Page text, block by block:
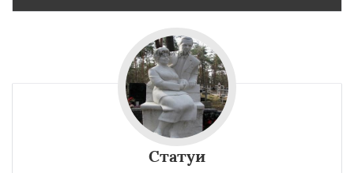
Статуи